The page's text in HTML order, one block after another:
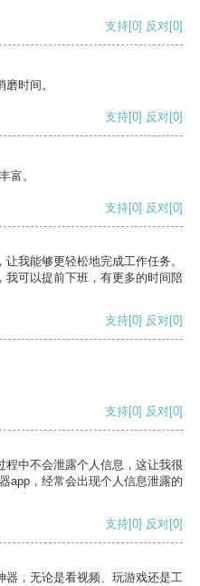
支持[0] 反对[0]
时间。
支持[0] 反对[0]
富。
支持[0] 反对[0]
我能够更轻松地完成工作任务。
我可以提前下班，有更多的时间陪
支持[0] 反对[0]
支持[0] 反对[0]
中不会泄露个人信息，这让我很
app，经常会出现个人信息泄露的
支持[0] 反对[0]
器，无论是看视频、玩游戏还是工